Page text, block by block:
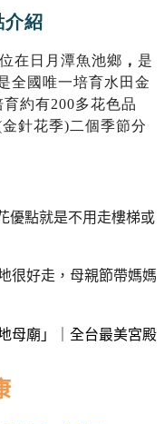
介紹
位在日月潭魚池鄉 ， 是
全國唯一培育水田金
育約有200多花色品
金針花季)二個季節分
優點就是不用走樓梯或
很好走，母親節帶媽媽